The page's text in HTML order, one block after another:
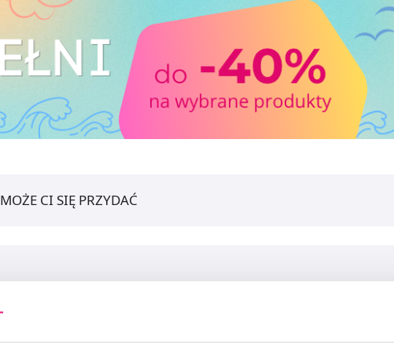
MOŻE CI SIĘ PRZYDAĆ